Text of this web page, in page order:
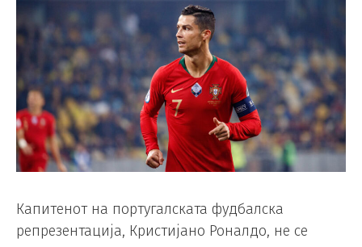
Капитенот на португалската фудбалска
репрезентација, Кристијано Роналдо, не се